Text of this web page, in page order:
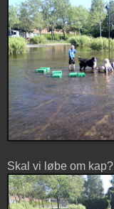
Skal vi løbe om kap?